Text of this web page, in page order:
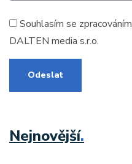
Souhlasím se zpracováním
DALTEN media s.r.o.
Odeslat
Nejnovější.